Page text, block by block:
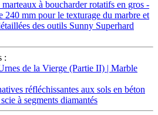
:
de la Vierge (Partie II) | Marble
réfléchissantes aux sols en béton
à segments diamantés